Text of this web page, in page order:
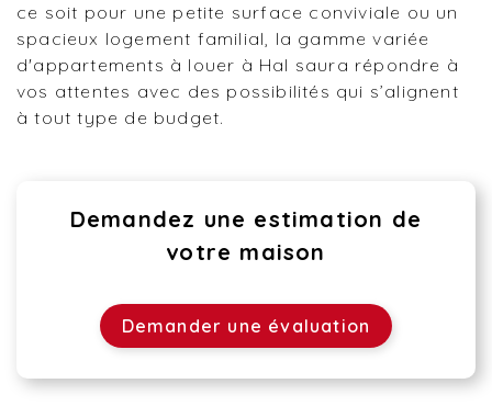
ce soit pour une petite surface conviviale ou un
spacieux logement familial, la gamme variée
d'appartements à louer à Hal saura répondre à
vos attentes avec des possibilités qui s’alignent
à tout type de budget.
Demandez une estimation de
votre maison
Demander une évaluation